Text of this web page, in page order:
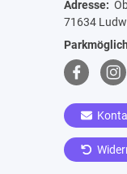
Adresse:
71634